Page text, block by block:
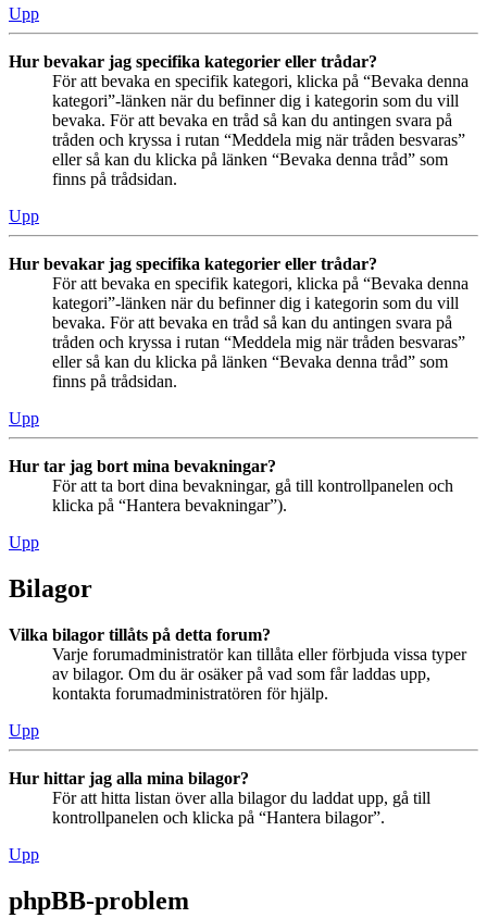
Upp
Hur bevakar jag specifika kategorier eller trådar?
För att bevaka en specifik kategori, klicka på “Bevaka denna
kategori”-länken när du befinner dig i kategorin som du vill
bevaka. För att bevaka en tråd så kan du antingen svara på
tråden och kryssa i rutan “Meddela mig när tråden besvaras”
eller så kan du klicka på länken “Bevaka denna tråd” som
finns på trådsidan.
Upp
Hur bevakar jag specifika kategorier eller trådar?
För att bevaka en specifik kategori, klicka på “Bevaka denna
kategori”-länken när du befinner dig i kategorin som du vill
bevaka. För att bevaka en tråd så kan du antingen svara på
tråden och kryssa i rutan “Meddela mig när tråden besvaras”
eller så kan du klicka på länken “Bevaka denna tråd” som
finns på trådsidan.
Upp
Hur tar jag bort mina bevakningar?
För att ta bort dina bevakningar, gå till kontrollpanelen och
klicka på “Hantera bevakningar”).
Upp
Bilagor
Vilka bilagor tillåts på detta forum?
Varje forumadministratör kan tillåta eller förbjuda vissa typer
av bilagor. Om du är osäker på vad som får laddas upp,
kontakta forumadministratören för hjälp.
Upp
Hur hittar jag alla mina bilagor?
För att hitta listan över alla bilagor du laddat upp, gå till
kontrollpanelen och klicka på “Hantera bilagor”.
Upp
phpBB-problem